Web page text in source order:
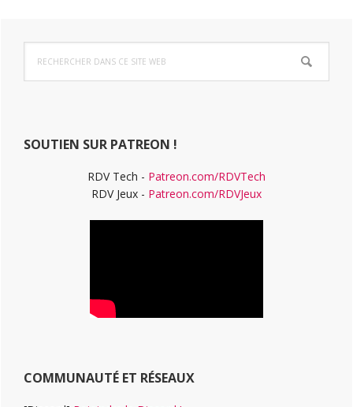
Barre
latérale
dans
ce
SOUTIEN SUR PATREON !
RDV Tech - Patreon.com/RDVTech
RDV Jeux - Patreon.com/RDVJeux
COMMUNAUTÉ ET RÉSEAUX